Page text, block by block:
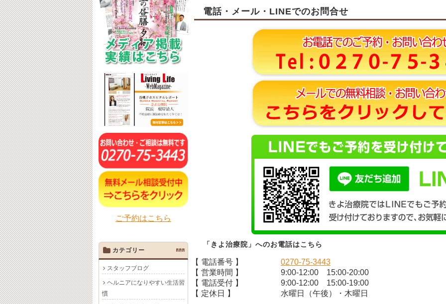
電話・メール・LINEでのお問合せ
「きよ治療院」へのお電話はこちら
【 電話番号 】
0270-75-3443
【 営業時間 】
9:00-12:00 15:00-20:00
【 電話受付 】
9:00-12:00 15:00-19:00
【 定休日 】
水曜日（午後）・木曜日
ご予約はこちら
カテゴリー AAA
スタッフブログ
ヘルニアになりやすい生活習
慣